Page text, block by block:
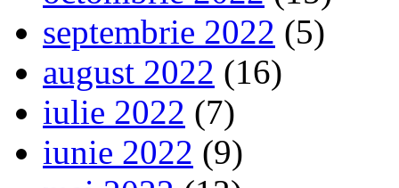
septembrie 2022 (5)
august 2022 (16)
iulie 2022 (7)
iunie 2022 (9)